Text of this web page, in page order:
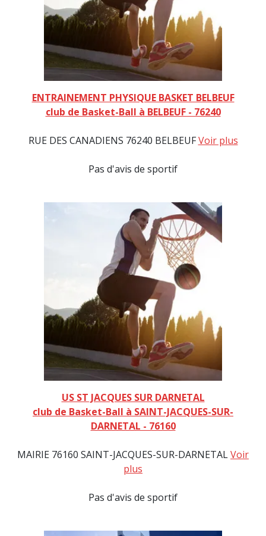
ENTRAINEMENT PHYSIQUE BASKET BELBEUF
club de Basket-Ball à BELBEUF - 76240
RUE DES CANADIENS 76240 BELBEUFVoir plus
Pas d'avis de sportif
US ST JACQUES SUR DARNETAL
club de Basket-Ball à SAINT-JACQUES-SUR-
DARNETAL - 76160
MAIRIE 76160 SAINT-JACQUES-SUR-DARNETALVoir
plus
Pas d'avis de sportif